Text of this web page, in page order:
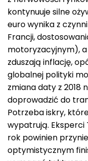
kontynuuje silne
euro wynika z
Francji,
motoryzacyjnym),
zduszają inflację,
globalnej polityki
zmiana daty z 2018
doprowadzić do
Potrzeba iskry,
wypatrują. Eksperci
rok powinien
optymistycznym